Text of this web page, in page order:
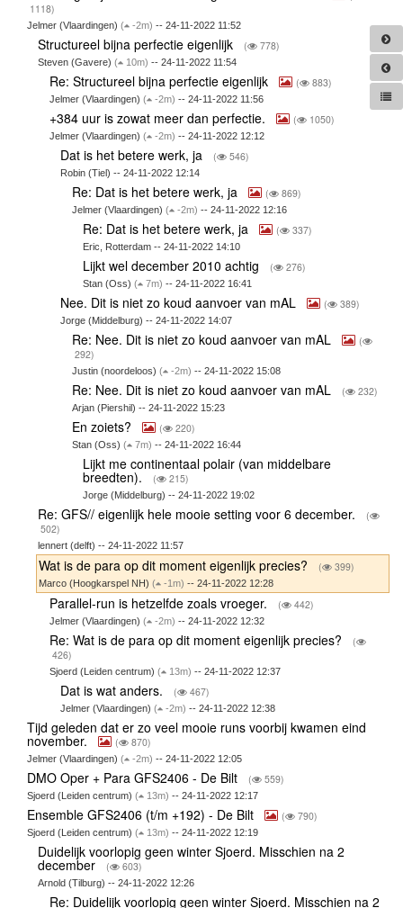
1118)
Jelmer (Vlaardingen) ( -2m) -- 24-11-2022 11:52
Structureel bijna perfectie eigenlijk ( 778)
Steven (Gavere)( 10m) -- 24-11-2022 11:54
Re: Structureel bijna perfectie eigenlijk ( 883)
Jelmer (Vlaardingen) ( -2m) -- 24-11-2022 11:56
+384 uur is zowat meer dan perfectie. ( 1050)
Jelmer (Vlaardingen) ( -2m) -- 24-11-2022 12:12
Dat is het betere werk, ja ( 546)
Robin (Tiel) -- 24-11-2022 12:14
Re: Dat is het betere werk, ja ( 869)
Jelmer (Vlaardingen) ( -2m) -- 24-11-2022 12:16
Re: Dat is het betere werk, ja ( 337)
Eric, Rotterdam -- 24-11-2022 14:10
Lijkt wel december 2010 achtig ( 276)
Stan (Oss)( 7m) -- 24-11-2022 16:41
Nee. Dit is niet zo koud aanvoer van mAL ( 389)
Jorge (Middelburg) -- 24-11-2022 14:07
Re: Nee. Dit is niet zo koud aanvoer van mAL
(
292)
Justin (noordeloos) ( -2m) -- 24-11-2022 15:08
Re: Nee. Dit is niet zo koud aanvoer van mAL ( 232)
Arjan (Piershil) -- 24-11-2022 15:23
En zoiets? ( 220)
Stan (Oss) ( 7m) -- 24-11-2022 16:44
Lijkt me continentaal polair (van middelbare
breedten). ( 215)
Jorge (Middelburg) -- 24-11-2022 19:02
Re: GFS// eigenlijk hele mooie setting voor 6 december.
(
502)
lennert (delft) -- 24-11-2022 11:57
Wat is de para op dit moment eigenlijk precies? ( 399)
Marco (Hoogkarspel NH)( -1m) -- 24-11-2022 12:28
Parallel-run is hetzelfde zoals vroeger. ( 442)
Jelmer (Vlaardingen) ( -2m) -- 24-11-2022 12:32
Re: Wat is de para op dit moment eigenlijk precies?
(
426)
Sjoerd (Leiden centrum) ( 13m) -- 24-11-2022 12:37
Dat is wat anders. ( 467)
Jelmer (Vlaardingen)( -2m) -- 24-11-2022 12:38
Tijd geleden dat er zo veel mooie runs voorbij kwamen eind
november. ( 870)
Jelmer (Vlaardingen) ( -2m) -- 24-11-2022 12:05
DMO Oper + Para GFS2406 - De Bilt ( 559)
Sjoerd (Leiden centrum) ( 13m) -- 24-11-2022 12:17
Ensemble GFS2406 (t/m +192) - De Bilt ( 790)
Sjoerd (Leiden centrum) ( 13m) -- 24-11-2022 12:19
Duidelijk voorlopig geen winter Sjoerd. Misschien na 2
december ( 603)
Arnold (Tilburg) -- 24-11-2022 12:26
Re: Duidelijk voorlopig geen winter Sjoerd. Misschien na 2